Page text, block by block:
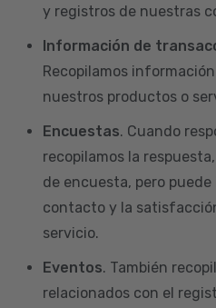
y registros de nuestras
Información de
Recopilamos
nuestros productos o
Encuestas. Cuando
recopilamos la
de encuesta, pero
contacto y la
servicio.
Eventos. También
relacionados con el